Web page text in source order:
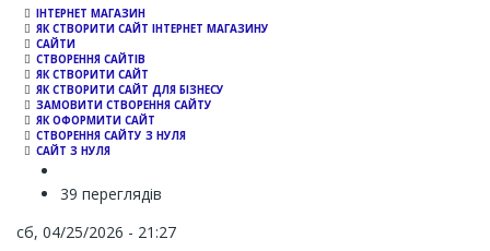
ІНТЕРНЕТ МАГАЗИН
ЯК СТВОРИТИ САЙТ ІНТЕРНЕТ МАГАЗИНУ
САЙТИ
СТВОРЕННЯ САЙТІВ
ЯК СТВОРИТИ САЙТ
ЯК СТВОРИТИ САЙТ ДЛЯ БІЗНЕСУ
ЗАМОВИТИ СТВОРЕННЯ САЙТУ
ЯК ОФОРМИТИ САЙТ
СТВОРЕННЯ САЙТУ З НУЛЯ
САЙТ З НУЛЯ
39 переглядів
сб, 04/25/2026 - 21:27